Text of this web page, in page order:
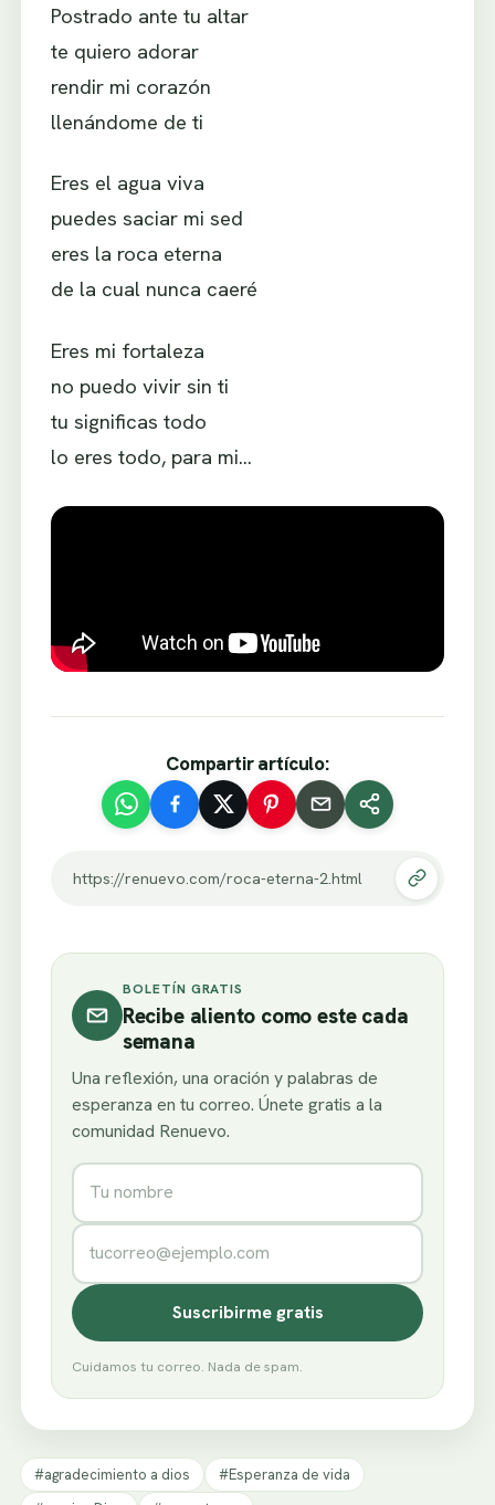
Postrado ante tu altar
te quiero adorar
rendir mi corazón
llenándome de ti
Eres el agua viva
puedes saciar mi sed
eres la roca eterna
de la cual nunca caeré
Eres mi fortaleza
no puedo vivir sin ti
tu significas todo
lo eres todo, para mi…
Compartir artículo:
https://renuevo.com/roca-eterna-2.html
BOLETÍN GRATIS
Recibe aliento como este cada
semana
Una reflexión, una oración y palabras de
esperanza en tu correo. Únete gratis a la
comunidad Renuevo.
Nombre
Correo electrónico
Suscribirme gratis
Cuidamos tu correo. Nada de spam.
#agradecimiento a dios
#Esperanza de vida